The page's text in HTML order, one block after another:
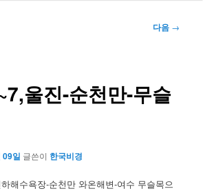
다음 →
울진-순천만-무슬
09일 글쓴이 한국비경
해수욕장-순천만 와온해변-여수 무슬목으